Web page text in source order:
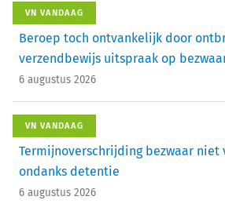
VN VANDAAG
Beroep toch ontvankelijk door
verzendbewijs uitspraak op
6 augustus 2026
VN VANDAAG
Termijnoverschrijding bezwaar niet
ondanks detentie
6 augustus 2026